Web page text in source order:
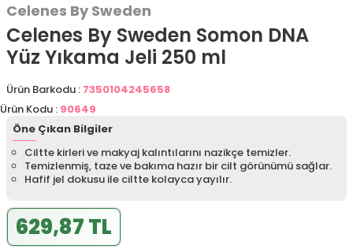
Celenes By Sweden
Celenes By Sweden Somon DNA
Yüz Yıkama Jeli 250 ml
Ürün Barkodu : 7350104245658
Ürün Kodu : 90649
Öne Çıkan Bilgiler
Ciltte kirleri ve makyaj kalıntılarını nazikçe temizler.
Temizlenmiş, taze ve bakıma hazır bir cilt görünümü sağlar.
Hafif jel dokusu ile ciltte kolayca yayılır.
629,87 TL